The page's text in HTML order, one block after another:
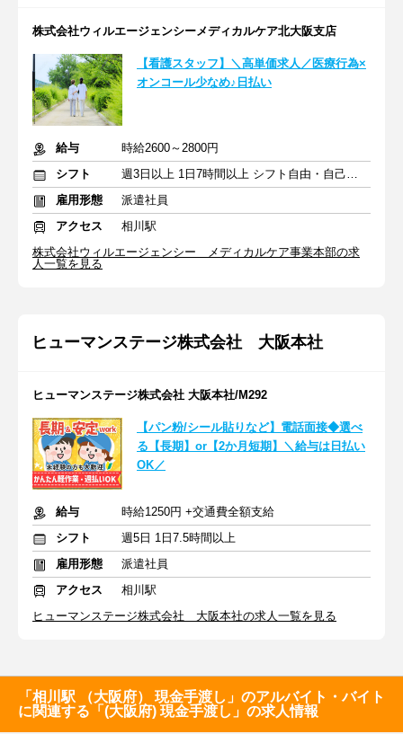
株式会社ウィルエージェンシーメディカルケア北大阪支店
【看護スタッフ】＼高単価求人／医療行為×
オンコール少なめ♪日払い
給与
時給2600～2800円
シフト
週3日以上 1日7時間以上 シフト自由・自己申告
雇用形態
派遣社員
アクセス
相川駅
株式会社ウィルエージェンシー メディカルケア事業本部の求
人一覧を見る
ヒューマンステージ株式会社 大阪本社
ヒューマンステージ株式会社 大阪本社/M292
【パン粉/シール貼りなど】電話面接◆選べ
る【長期】or【2か月短期】＼給与は日払い
OK／
給与
時給1250円 +交通費全額支給
シフト
週5日 1日7.5時間以上
雇用形態
派遣社員
アクセス
相川駅
ヒューマンステージ株式会社 大阪本社の求人一覧を見る
「相川駅 （大阪府） 現金手渡し」のアルバイト・バイト
に関連する「(大阪府) 現金手渡し」の求人情報